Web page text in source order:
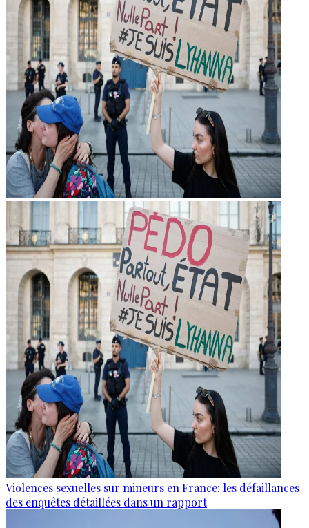
Violences sexuelles sur mineurs en France: les défaillances
des enquêtes détaillées dans un rapport